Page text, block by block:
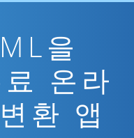
을
온라
환 앱